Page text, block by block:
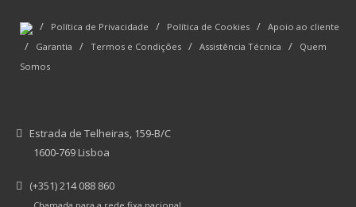
/ Política de Privacidade / Política de Cookies / Apoio ao cliente
/ Garantia / Termos e Condições / Assistência Técnica /
Quem
Somos
Estrada de Telheiras, 159-B/C
1600-769 Lisboa
(+351) 214 088 860